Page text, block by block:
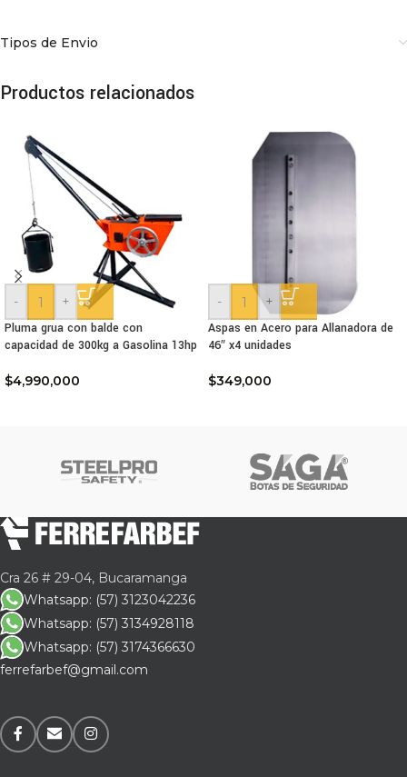
Tipos de Envio
Productos relacionados
-
+
Pluma grua con balde con
capacidad de 300kg a Gasolina 13hp
$4,990,000
-
+
Aspas en Acero para Allanadora de
46″ x4 unidades
$349,000
Cra 26 # 29-04, Bucaramanga
Whatsapp: (57) 3123042236
Whatsapp: (57) 3134928118
Whatsapp: (57) 3174366630
ferrefarbef@gmail.com